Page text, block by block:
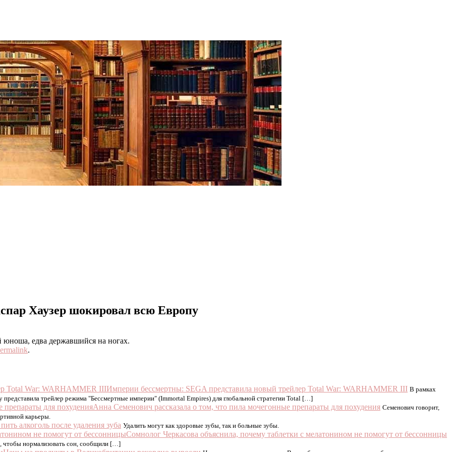
Хаузер шокировал всю Европу
юноша, едва державшийся на ногах.
.
Империи бессмертны: SEGA представила новый трейлер Total War: WARHAMMER III В рамках
представила трейлер режима "Бессмертные империи" (Immortal Empires) для глобальной стратегии Total […]
Анна Семенович рассказала о том, что пила мочегонные препараты для похудения Семенович говорит,
карьеры.
алкоголь после удаления зуба Удалить могут как здоровые зубы, так и больные зубы.
Сомнолог Черкасова объяснила, почему таблетки с мелатонином не помогут от бессонницы
чтобы нормализовать сон, сообщили […]